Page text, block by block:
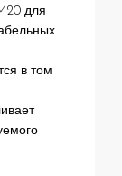
для
в том